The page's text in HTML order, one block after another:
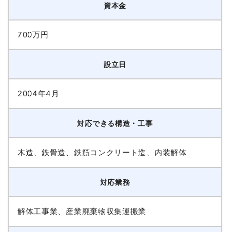
資本金
700万円
設立日
2004年4月
対応できる構造・工事
木造、鉄骨造、鉄筋コンクリート造、内装解体
対応業務
解体工事業、産業廃棄物収集運搬業